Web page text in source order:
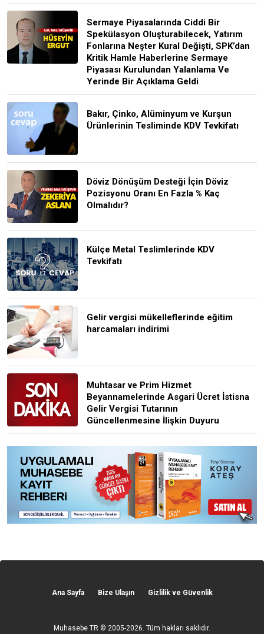
Sermaye Piyasalarında Ciddi Bir
Spekülasyon Oluşturabilecek, Yatırım
Fonlarına Neşter Kural Değişti, SPK’dan
Kritik Hamle Haberlerine Sermaye
Piyasası Kurulundan Yalanlama Ve
Yerinde Bir Açıklama Geldi
Bakır, Çinko, Alüminyum ve Kurşun
Ürünlerinin Tesliminde KDV Tevkifatı
Döviz Dönüşüm Desteği İçin Döviz
Pozisyonu Oranı En Fazla % Kaç
Olmalıdır?
Külçe Metal Teslimlerinde KDV
Tevkifatı
Gelir vergisi mükelleflerinde eğitim
harcamaları indirimi
Muhtasar ve Prim Hizmet
Beyannamelerinde Asgari Ücret İstisna
Gelir Vergisi Tutarının
Güncellenmesine İlişkin Duyuru
Ana Sayfa Bize Ulaşın Gizlilik ve Güvenlik
Muhasebe TR © 2005-2026. Tüm hakları saklıdır.